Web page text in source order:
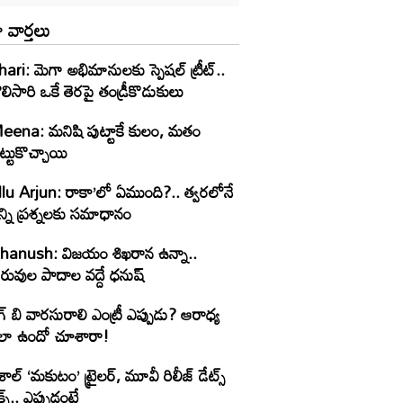
మెగా అభిమానులకు స్పెషల్ ట్రీట్..
ఒకే తెరపై తండ్రీకొడుకులు
మనిషి పుట్టాకే కులం, మతం
Arjun: రాకా’లో ఏముంది?.. త్వరలోనే
ప్రశ్నలకు సమాధానం
విజయం శిఖరాన ఉన్నా..
పాదాల వద్దే ధనుష్‌
బి వారసురాలి ఎంట్రీ ఎప్పుడు? ఆరాధ్య
ఉందో చూశారా!
‘మకుటం’ ట్రైలర్, మూవీ రిలీజ్ డేట్స్